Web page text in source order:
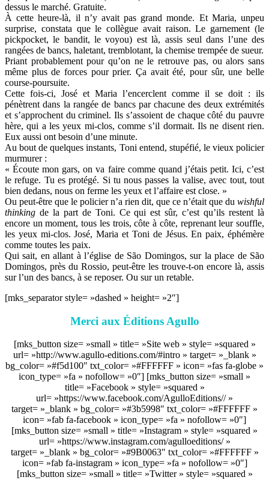
dessus le marché. Gratuite.
À cette heure-là, il n’y avait pas grand monde. Et Maria, unpeu
surprise, constata que le collègue avait raison. Le garnement (le
pickpocket, le bandit, le voyou) est là, assis seul dans l’une des
rangées de bancs, haletant, tremblotant, la chemise trempée de sueur.
Priant probablement pour qu’on ne le retrouve pas, ou alors sans
même plus de forces pour prier. Ça avait été, pour sûr, une belle
course-poursuite.
Cette fois-ci, José et Maria l’encerclent comme il se doit : ils
pénètrent dans la rangée de bancs par chacune des deux extrémités
et s’approchent du criminel. Ils s’assoient de chaque côté du pauvre
hère, qui a les yeux mi-clos, comme s’il dormait. Ils ne disent rien.
Eux aussi ont besoin d’une minute.
Au bout de quelques instants, Toni entend, stupéfié, le vieux policier
murmurer :
« Écoute mon gars, on va faire comme quand j’étais petit. Ici, c’est
le refuge. Tu es protégé. Si tu nous passes la valise, avec tout, tout
bien dedans, nous on ferme les yeux et l’affaire est close. »
Ou peut-être que le policier n’a rien dit, que ce n’était que du wishful
thinking de la part de Toni. Ce qui est sûr, c’est qu’ils restent là
encore un moment, tous les trois, côte à côte, reprenant leur souffle,
les yeux mi-clos. José, Maria et Toni de Jésus. En paix, éphémère
comme toutes les paix.
Qui sait, en allant à l’église de São Domingos, sur la place de São
Domingos, près du Rossio, peut-être les trouve-t-on encore là, assis
sur l’un des bancs, à se reposer. Ou sur un retable.
[mks_separator style= »dashed » height= »2″]
Merci aux Éditions Agullo
[mks_button size= »small » title= »Site web » style= »squared »
url= »http://www.agullo-editions.com/#intro » target= »_blank »
bg_color= »#f5d100″ txt_color= »#FFFFFF » icon= »fas fa-globe »
icon_type= »fa » nofollow= »0″] [mks_button size= »small »
title= »Facebook » style= »squared »
url= »https://www.facebook.com/AgulloEditions// »
target= »_blank » bg_color= »#3b5998″ txt_color= »#FFFFFF »
icon= »fab fa-facebook » icon_type= »fa » nofollow= »0″]
[mks_button size= »small » title= »Instagram » style= »squared »
url= »https://www.instagram.com/agulloeditions/ »
target= »_blank » bg_color= »#9B0063″ txt_color= »#FFFFFF »
icon= »fab fa-instagram » icon_type= »fa » nofollow= »0″]
[mks_button size= »small » title= »Twitter » style= »squared »